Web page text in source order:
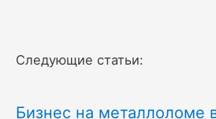
Следующие статьи:
Бизнес на металлоломе